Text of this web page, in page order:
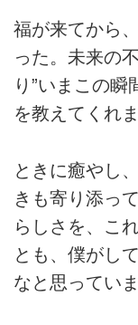
福が来てから
った。未来の
り”いまこの瞬
を教えてくれま
ときに癒やし
きも寄り添っ
らしさを、こ
とも、僕がし
なと思っていま